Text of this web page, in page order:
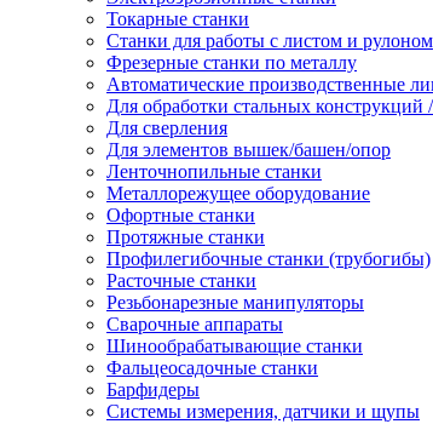
Токарные станки
Станки для работы с листом и рулоном
Фрезерные станки по металлу
Автоматические производственные
Для обработки стальных
Для сверления
Для элементов вышек/башен/опор
Ленточнопильные станки
Металлорежущее оборудование
Офортные станки
Протяжные станки
Профилегибочные станки (трубогибы)
Расточные станки
Резьбонарезные манипуляторы
Сварочные аппараты
Шинообрабатывающие станки
Фальцеосадочные станки
Барфидеры
Системы измерения, датчики и щупы